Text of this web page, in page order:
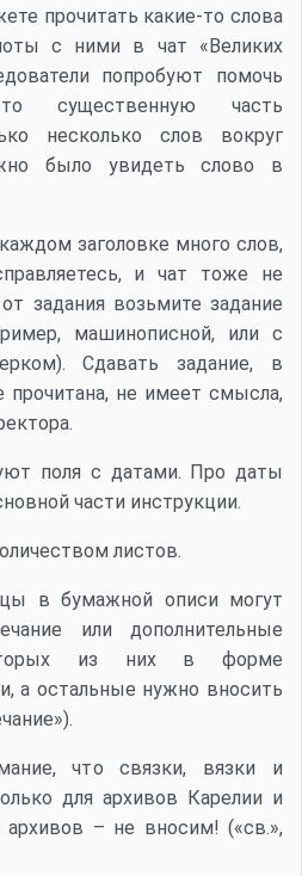
прочитать какие-то слова
с ними в чат «Великих
попробуют помочь
то существенную часть
несколько слов вокруг
было увидеть слово в
заголовке много слов,
и чат тоже не
задания возьмите задание
машинописной, или с
Сдавать задание, в
прочитана, не имеет смысла,
поля с датами. Про даты
части инструкции.
листов.
в бумажной описи могут
или дополнительные
из них в форме
а остальные нужно вносить
что связки, вязки и
для архивов Карелии и
архивов – не вносим! («св.»,